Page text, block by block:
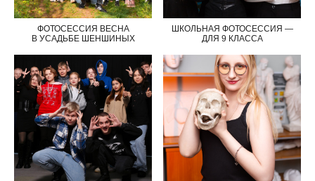
ФОТОСЕССИЯ ВЕСНА
В УСАДЬБЕ ШЕНШИНЫХ
ШКОЛЬНАЯ ФОТОСЕССИЯ —
ДЛЯ 9 КЛАССА